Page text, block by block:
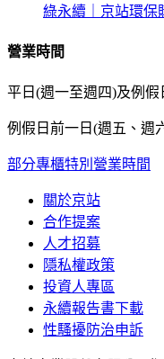
綠永續｜京站環保
營業時間
平日(週一至週四)及例假
例假日前一日(週五、週
部分專櫃特別營業時間
關於京站
合作提案
人才招募
隱私權政策
投資人專區
永續報告書下載
性騷擾防治申訴